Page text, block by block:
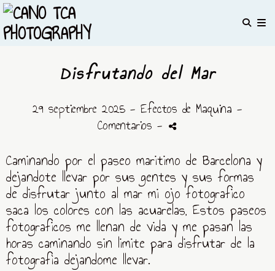
Disfrutando del Mar
29 septiembre 2025 - Efectos de Maquina -
Comentarios -
Caminando por el paseo maritimo de Barcelona y
dejandote llevar por sus gentes y sus formas
de disfrutar junto al mar mi ojo fotografico
saca los colores con las acuarelas, Estos paseos
fotograficos me llenan de vida y me pasan las
horas caminando sin limite para disfrutar de la
fotografìa dejandome llevar.